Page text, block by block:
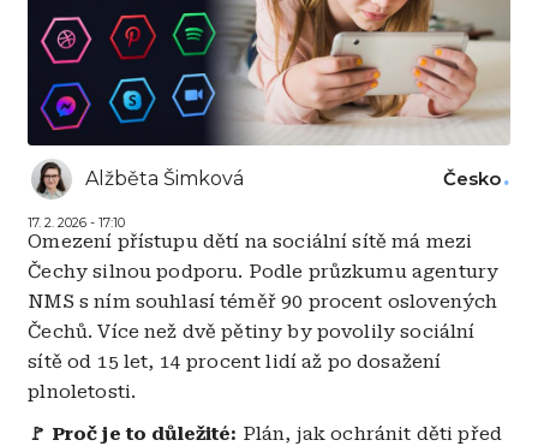
Alžběta Šimková
17. 2. 2026 - 17:10
Česko
Omezení přístupu dětí na sociální sítě má mezi
Čechy silnou podporu. Podle průzkumu agentury
NMS s ním souhlasí téměř 90 procent oslovených
Čechů. Více než dvě pětiny by povolily sociální
sítě od 15 let, 14 procent lidí až po dosažení
plnoletosti.
🚩 Proč je to důležité: Plán, jak ochránit děti před